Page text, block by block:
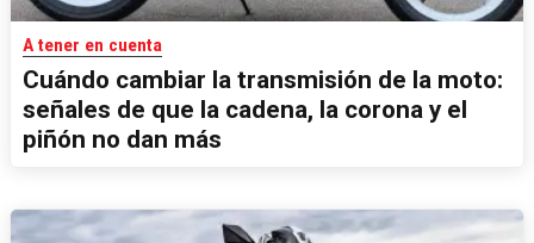
A tener en cuenta
Cuándo cambiar la transmisión de la moto:
señales de que la cadena, la corona y el
piñón no dan más